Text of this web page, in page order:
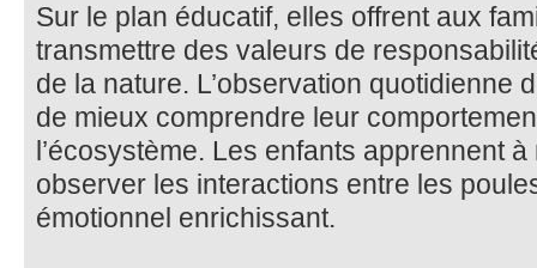
Sur le plan éducatif, elles offrent aux
transmettre des valeurs de
de la nature. L’observation quotidienne
de mieux comprendre leur
l’écosystème. Les enfants apprennent
observer les interactions entre les
émotionnel enrichissant.